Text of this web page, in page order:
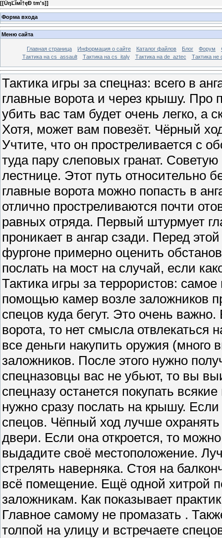
[[ŮŋĽĭмĭ†ęÐ tm's]]
Форма входа
Меню сайта
Главная страница Информация о сайте Каталог файлов Блог Форум
Тактика на сs_assault
Тактика на cs_italy Тактика на de_aztec Тактика не
Тактика игры за спецназ: всего в
главные ворота и через крышу. Про
убить вас там будет очень легко, а
Хотя, может вам повезёт. Чёрный
Учтите, что он простреливается с
туда пару слеповых гранат.
лестнице. Этот путь относительно
главные ворота можно попасть в
отлично простреливаются почти
равных отряда. Первый штурмует
проникает в ангар сзади. Перед
фургоне примерно оценить
послать на мост на случай, если
Тактика игры за террористов:
помощью камер возле заложников
спецов куда бегут. Это очень
ворота, то нет смысла
все деньги накупить оружия (много
заложников. После этого нужно
спецназовцы вас не убьют, то вы
спецназу останется покупать
нужно сразу послать на крышу. Если
спецов. Чёпный ход лучше
двери. Если она откроется, то
выдадите своё местоположение.
стрелять наверняка. Стоя на
всё помещение. Ещё одной хитрой
заложникам. Как показывает
Главное самому не промазать .
толпой на улицу и встречаете